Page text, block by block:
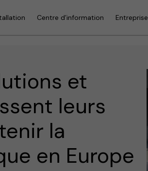
Centre d’information Entreprise
et
leurs
la
en Europe